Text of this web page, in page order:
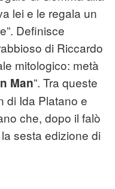
lei e le regala un
Definisce
di Riccardo
mitologico: metà
Man”. Tra queste
di Ida Platano e
che, dopo il falò
sesta edizione di